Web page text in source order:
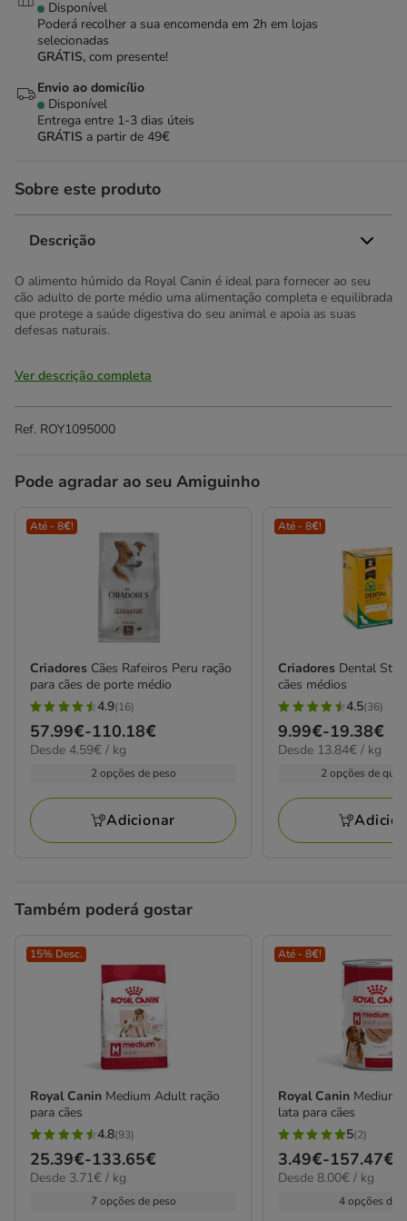
Disponível
Poderá recolher a sua encomenda em 2h em lojas
selecionadas
GRÁTIS, com presente!
Envio ao domicílio
Disponível
Entrega entre 1-3 dias úteis
GRÁTIS a partir de 49€
Sobre este produto
Descrição
O alimento húmido da Royal Canin é ideal para fornecer ao seu
cão adulto de porte médio uma alimentação completa e equilibrada
que protege a saúde digestiva do seu animal e apoia as suas
defesas naturais.
Ver descrição completa
Ref. ROY1095000
Pode agradar ao seu Amiguinho
Até - 8€!
Criadores Cães Rafeiros Peru ração
para cães de porte médio
4.9
estrelas
com
avaliações
4.9(16)
Preço
de
110.18€
57.99€-110.18€
4.59€
Desde 4.59€ / kg
2 opções de peso
Adicionar
Até - 8€!
Criadores Dental
cães médios
4.5
estrelas
com
avaliações
4.5(36)
Preço
de
19.38€
9.99€-19.38€
13.84€
Desde 13.84€ / kg
2 opções de
Também poderá gostar
15% Desc.
Royal Canin Medium Adult ração
para cães
4.8
estrelas
com
4.8(93)
Preço
de
25.39€-133.65€
3.71€
Desde 3.71€ / kg
7 opções de peso
Até - 8€!
Royal Canin Medium
lata para cães
5
estrelas
com
5(2)
Preço
de
3.49€-157.47€
8.00€
Desde 8.00€ / kg
4 opções de